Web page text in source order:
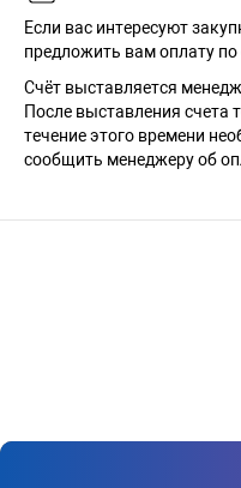
Если вас интересуют
предложить вам оплату по
Счёт выставляется
После выставления счета
течение этого времени
сообщить менеджеру об